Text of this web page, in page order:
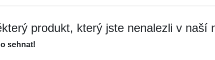
produkt, který jste nenalezli v naší
sehnat!